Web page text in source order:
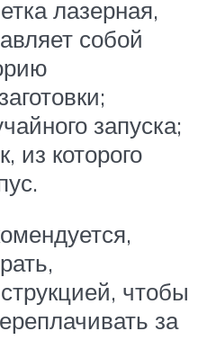
лазерная,
собой
запуска;
из которого
чтобы
за